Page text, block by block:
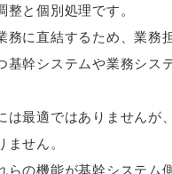
整と個別処理です。
務に直結するため、業務
基幹システムや業務シス
は最適ではありませんが
ません。
らの機能が基幹システム